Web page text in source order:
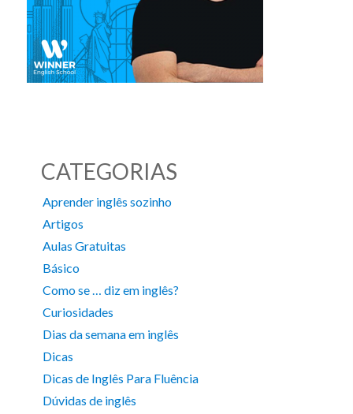
CATEGORIAS
Aprender inglês sozinho
Artigos
Aulas Gratuitas
Básico
Como se … diz em inglês?
Curiosidades
Dias da semana em inglês
Dicas
Dicas de Inglês Para Fluência
Dúvidas de inglês